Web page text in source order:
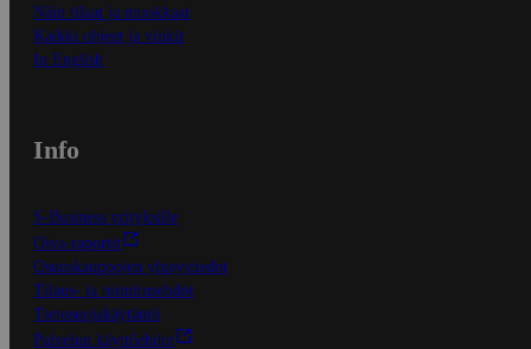
Näin tilaat ja muokkaat
Kaikki ohjeet ja vinkit
In English
Info
S-Business yrityksille
Oiva-raportit
Osuuskauppojen yhteystiedot
Tilaus- ja toimitusehdot
Tietosuojakäytäntö
Palvelun käyttöehdot